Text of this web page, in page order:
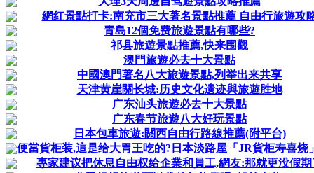
網红景點打卡:南充市三大著名景點推薦 自由行旅遊攻
青島12個免费旅遊景點有哪些?
祁县旅遊景點推薦,快来围觀
澳門旅遊必去十大景點
中國澳門著名八大旅遊景點,列举出来共享
天津黄崖關长城:历史文化遗迹與旅遊胜地
广东汕头旅遊必去十大景點
广东春节旅遊八大好玩景點
日本包車旅遊:關西自由行路線推薦(附平台)
便當貨柜装,這是给大胃王吃的?日本淡路屋「JR貨柜寿喜烧
專家建议把休息自由权给企業和員工,網友:那就更没假期